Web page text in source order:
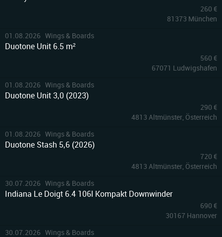
260 €
81373 München
01.08.2026 Wings & Boards
Duotone Unit 6.5 m²
560 €
67071 Ludwigshafen
01.08.2026 Wings & Boards
Duotone Unit 3,0 (2023)
290 €
4813 Altmünster, Österreich
01.08.2026 Wings & Boards
Duotone Stash 5,6 (2026)
720 €
4813 Altmünster, Österreich
30.07.2026 Wings & Boards
Indiana Le Doigt 6.4 106l Kompakt Downwinder
690 €
30167 Hannover
30.07.2026 Wings & Boards